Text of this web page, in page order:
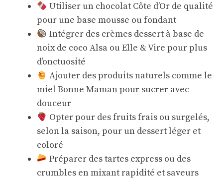
Utiliser un chocolat Côte d’Or de qualité
pour une base mousse ou fondant
Intégrer des crèmes dessert à base de
noix de coco Alsa ou Elle & Vire pour plus
d’onctuosité
Ajouter des produits naturels comme le
miel Bonne Maman pour sucrer avec
douceur
Opter pour des fruits frais ou surgelés,
selon la saison, pour un dessert léger et
coloré
Préparer des tartes express ou des
crumbles en mixant rapidité et saveurs